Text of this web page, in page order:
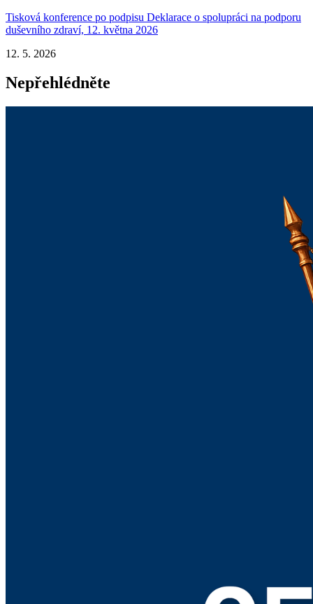
Tisková konference po podpisu Deklarace o spolupráci na podporu
duševního zdraví, 12. května 2026
12. 5. 2026
Nepřehlédněte